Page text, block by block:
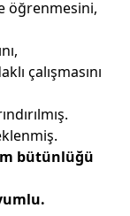
öğrenmesini,
çalışmasını
bütünlüğü